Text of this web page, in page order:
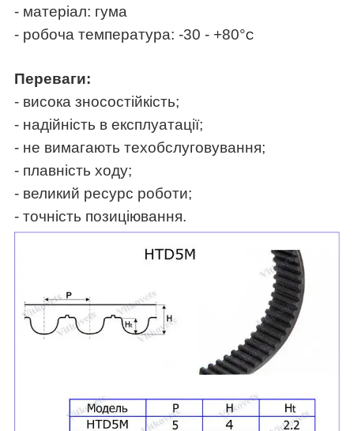
- матеріал: гума
- робоча температура: -30 - +80°C
Переваги:
- висока зносостійкість;
- надійність в експлуатації;
- не вимагають техобслуговування;
- плавність ходу;
- великий ресурс роботи;
- точність позиціювання.